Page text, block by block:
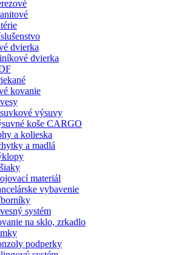
dvierka
dvierka
kovanie
výsuvy
koše CARGO
a kolieska
a madlá
materiál
vybavenie
systém
na sklo, zrkadlo
podperky